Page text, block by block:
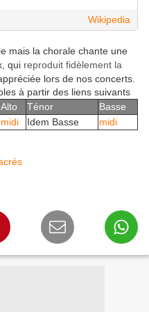
Wikipedia
mais la chorale chante une
qui reproduit fidèlement la
lors de nos concerts.
à partir des liens suivants
Alto Ténor
Basse
midi Idem Basse midi